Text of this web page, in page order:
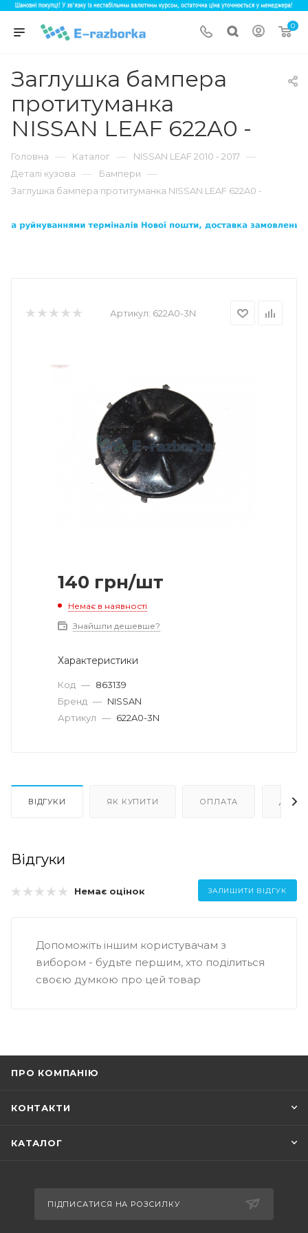
0
Заглушка бампера
протитуманка
NISSAN LEAF 622A0 -
Головна — Каталог — NISSAN LEAF 2010 - 2017 —
Деталі кузова — Бампери —
Заглушка бампера протитуманка NISSAN LEAF 622A0 -
Артикул: 622A0-3N
140 грн/шт
Немає в наявності
Знайшли дешевше?
Характеристики
Код — 863139
Бренд — NISSAN
Артикул — 622A0-3N
ВІДГУКИ ЯК КУПИТИ ОПЛАТА
Відгуки
Немає оцінок ЗАЛИШИТИ ВІДГУК
Допоможіть іншим користувачам з
вибором - будьте першим, хто поділиться
своєю думкою про цей товар
ПРО КОМПАНІЮ
КОНТАКТИ
КАТАЛОГ
ПІДПИСАТИСЯ НА РОЗСИЛКУ